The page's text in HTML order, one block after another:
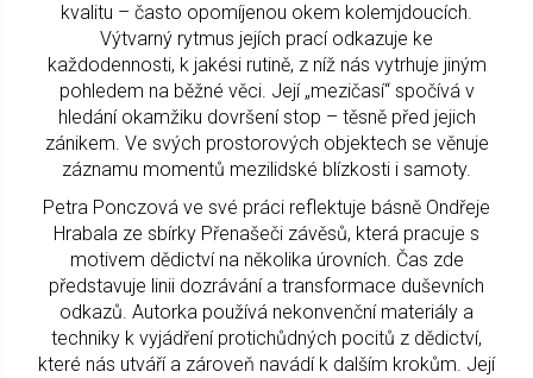
kvalitu – často opomíjenou okem kolemjdoucích.
Výtvarný rytmus jejích prací odkazuje ke
každodennosti, k jakési rutině, z níž nás vytrhuje jiným
pohledem na běžné věci. Její „mezičasí“ spočívá v
hledání okamžiku dovršení stop – těsně před jejich
zánikem. Ve svých prostorových objektech se věnuje
záznamu momentů mezilidské blízkosti i samoty.
Petra Ponczová ve své práci reflektuje básně Ondřeje
Hrabala ze sbírky Přenašeči závěsů, která pracuje s
motivem dědictví na několika úrovních. Čas zde
představuje linii dozrávání a transformace duševních
odkazů. Autorka používá nekonvenční materiály a
techniky k vyjádření protichůdných pocitů z dědictví,
které nás utváří a zároveň navádí k dalším krokům. Její